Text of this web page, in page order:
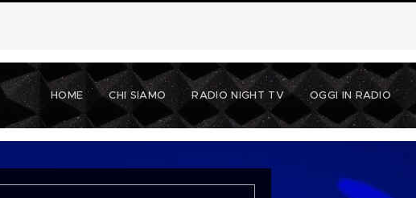
HOME CHI SIAMO RADIO NIGHT TV OGGI IN RADIO